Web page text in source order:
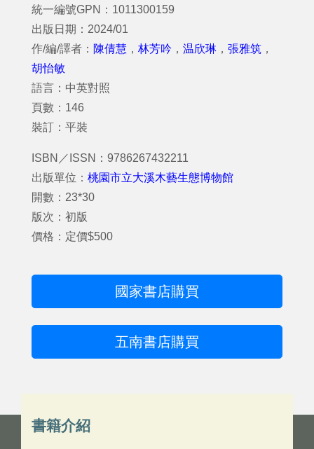
統一編號GPN：1011300159
出版日期：2024/01
作/編/譯者： 陳倩慧 ， 林芳吟 ， 温欣琳 ， 張雅筑 ，
胡怡敏
語言：中英對照
頁數：146
裝訂：平裝
ISBN／ISSN：9786267432211
出版單位： 桃園市立大溪木藝生態博物館
開數：23*30
版次：初版
價格：定價$500
國家書店購買
五南書店購買
書籍介紹